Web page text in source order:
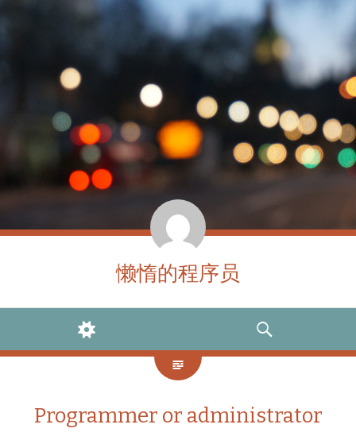
懒惰的程序员
WIDGETS
SEARCH
Programmer or administrator